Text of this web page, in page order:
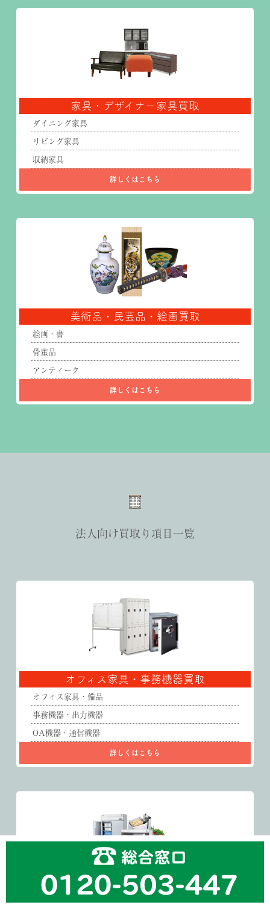
家具・デザイナー家具買取
ダイニング家具
リビング家具
収納家具
詳しくはこちら
美術品・民芸品・絵画買取
絵画・書
骨董品
アンティーク
詳しくはこちら
法人向け買取り項目一覧
オフィス家具・事務機器買取
オフィス家具・備品
事務機器・出力機器
OA機器・通信機器
詳しくはこちら
厨房機器・店舗什器買取
業務用冷蔵庫